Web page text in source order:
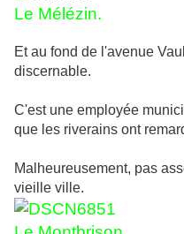
Le Mélézin.
Et au fond de l'avenue
discernable.
C'est une employée
que les riverains ont
Malheureusement, pas
vieille ville.